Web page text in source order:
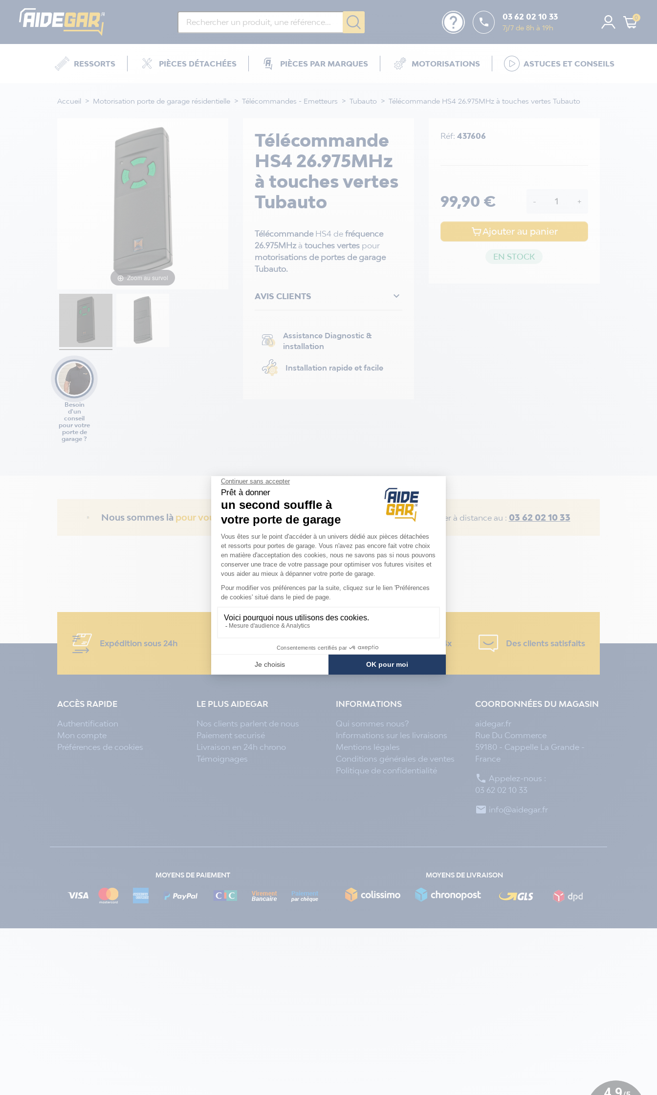
help  03 62 02 10 33
7j/7 de 8h à 19h
0
RESSORTS PIÈCES DÉTACHÉES PIÈCES PAR MARQUES MOTORISATIONS ASTUCES ET CONSEILS
Accueil Motorisation porte de garage résidentielle Télécommandes - Emetteurs Tubauto Télécommande HS4 26.975MHz à touches vertes Tubauto
Zoom au survol
Besoin
d'un
conseil
pour votre
porte de
garage ?
Télécommande
HS4 26.975MHz
à touches vertes
Tubauto
TélécommandeHS4 de fréquence
26.975MHzà touches vertespour
motorisations de portes de garage
Tubauto.
AVIS CLIENTS 
Assistance Diagnostic &
installation
Installation rapide et facile
Réf: 437606
99,90 € - +
Ajouter au panier
EN STOCK
Nous sommes là pour vous Votre technicien vous guide par téléphone pour réparer à distance au : 03 62 02 10 33
Expédition sous 24h Paiement en 3x ou 4x Des clients satisfaits
ACCÈS RAPIDE
Authentification
Mon compte
Préférences de cookies
LE PLUS AIDEGAR
Nos clients parlent de nous
Paiement securisé
Livraison en 24h chrono
Témoignages
INFORMATIONS
Qui sommes nous?
Informations sur les livraisons
Mentions légales
Conditions générales de ventes
Politique de confidentialité
COORDONNÉES DU MAGASIN
aidegar.fr
Rue Du Commerce
59180 - Cappelle La Grande -
France
 Appelez-nous :
03 62 02 10 33
 info@aidegar.fr
MOYENS DE PAIEMENT MOYENS DE LIVRAISON